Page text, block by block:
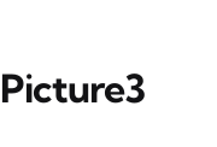
Picture3